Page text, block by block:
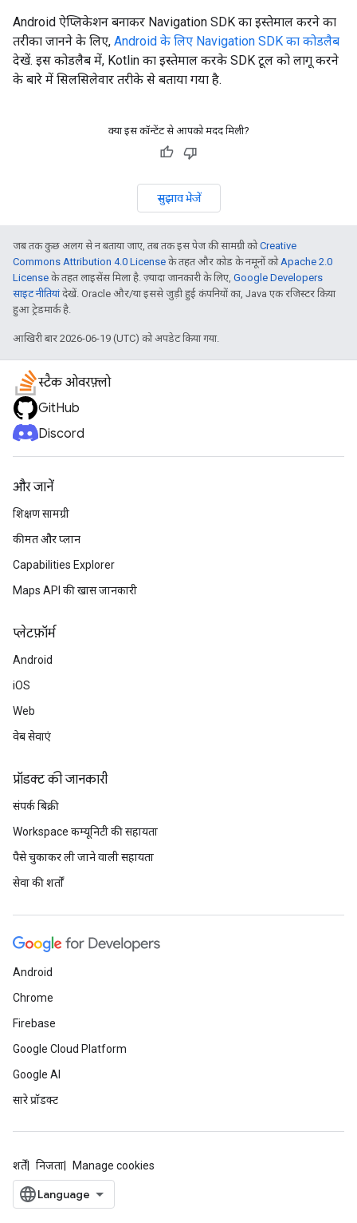
Android ऐप्लिकेशन बनाकर Navigation SDK का इस्तेमाल करने का
तरीका जानने के लिए, Android के लिए Navigation SDK का कोडलैब
देखें. इस कोडलैब में, Kotlin का इस्तेमाल करके SDK टूल को लागू करने
के बारे में सिलसिलेवार तरीके से बताया गया है.
क्या इस कॉन्टेंट से आपको मदद मिली?
सुझाव भेजें
जब तक कुछ अलग से न बताया जाए, तब तक इस पेज की सामग्री कोCreative
Commons Attribution 4.0 License के तहत और कोड के नमूनों कोApache 2.0
License के तहत लाइसेंस मिला है. ज़्यादा जानकारी के लिए, Google Developers
साइट नीतियांदेखें. Oracle और/या इससे जुड़ी हुई कंपनियों का, Java एक रजिस्टर किया
हुआ ट्रेडमार्क है.
आखिरी बार 2026-06-19 (UTC) को अपडेट किया गया.
स्टैक ओवरफ़्लो
GitHub
Discord
और जानें
शिक्षण सामग्री
कीमत और प्लान
Capabilities Explorer
Maps API की खास जानकारी
प्‍लेटफ़ॉर्म
Android
iOS
Web
वेब सेवाएं
प्रॉडक्ट की जानकारी
संपर्क बिक्री
Workspace कम्यूनिटी की सहायता
पैसे चुकाकर ली जाने वाली सहायता
सेवा की शर्तों
Android
Chrome
Firebase
Google Cloud Platform
Google AI
सारे प्रॉडक्ट
शर्तें निजता Manage cookies